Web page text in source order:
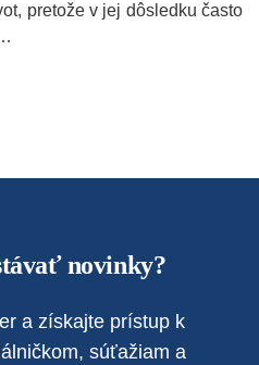
pretože v jej dôsledku často
novinky?
a získajte prístup k
súťažiam a